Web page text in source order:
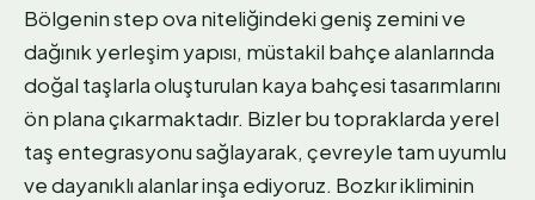
Bölgenin step ova niteliğindeki geniş zemini ve
dağınık yerleşim yapısı, müstakil bahçe alanlarında
doğal taşlarla oluşturulan kaya bahçesi tasarımlarını
ön plana çıkarmaktadır. Bizler bu topraklarda yerel
taş entegrasyonu sağlayarak, çevreyle tam uyumlu
ve dayanıklı alanlar inşa ediyoruz. Bozkır ikliminin